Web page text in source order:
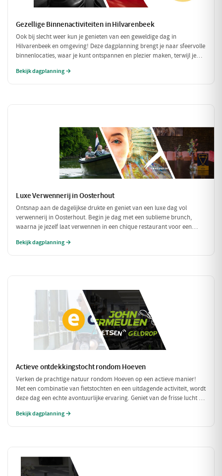
Gezellige Binnenactiviteiten in Hilvarenbeek
Ook bij slecht weer kun je genieten van een geweldige dag in
Hilvarenbeek en omgeving! Deze dagplanning brengt je naar sfeervolle
binnenlocaties, waar je kunt ontspannen en plezier maken, terwijl je
vrienden of familie!
Bekijk dagplanning →
Luxe Verwennerij in Oosterhout
Ontsnap aan de dagelijkse drukte en geniet van een luxe dag vol
verwennerij in Oosterhout. Begin je dag met een sublieme brunch,
waarna je jezelf laat verwennen in een chique restaurant voor een
weg met een bezoek aan een exclusieve wellness. Een dag om nooit te
Bekijk dagplanning →
Actieve ontdekkingstocht rondom Hoeven
Verken de prachtige natuur rondom Hoeven op een actieve manier!
Met een combinatie van fietstochten en een uitdagende activiteit, wordt
deze dag een echte avontuurlijke ervaring. Geniet van de frisse lucht en
Bekijk dagplanning →